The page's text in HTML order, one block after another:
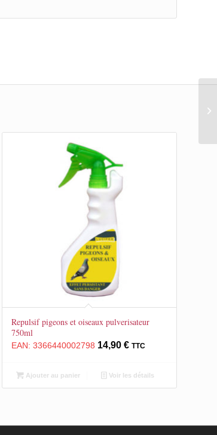
Repulsif pigeons et oiseaux pulverisateur
750ml
EAN: 3366440002798 14,90 € TTC
Ajouter au panier Voir les détails